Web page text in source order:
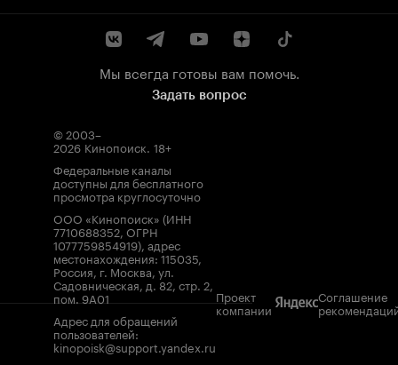
Мы всегда готовы вам помочь.
Задать вопрос
© 2003–
2026 Кинопоиск. 18+
Федеральные каналы
доступны для бесплатного
просмотра круглосуточно
ООО «Кинопоиск» (ИНН
7710688352, ОГРН
1077759854919), адрес
местонахождения: 115035,
Россия, г. Москва, ул.
Садовническая, д. 82, стр. 2,
пом. 9А01
Адрес для обращений
пользователей:
kinopoisk@support.yandex.ru
Проект
компании
Соглашение